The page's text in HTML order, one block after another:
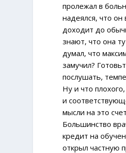
пролежал в
надеялся, что
доходит до
знают, что она
думал, что
замучил?
послушать,
Ну и что
и
мысли на это
Большинство
кредит на
открыл частную